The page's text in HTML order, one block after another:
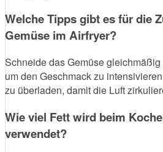
Welche Tipps gibt es für die
Gemüse im Airfryer?
Schneide das Gemüse
um den Geschmack zu
zu überladen, damit die Luft
Wie viel Fett wird beim
verwendet?